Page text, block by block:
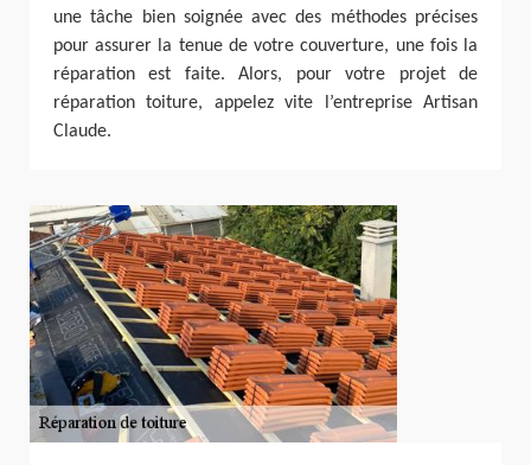
une tâche bien soignée avec des méthodes précises
pour assurer la tenue de votre couverture, une fois la
réparation est faite. Alors, pour votre projet de
réparation toiture, appelez vite l’entreprise Artisan
Claude.